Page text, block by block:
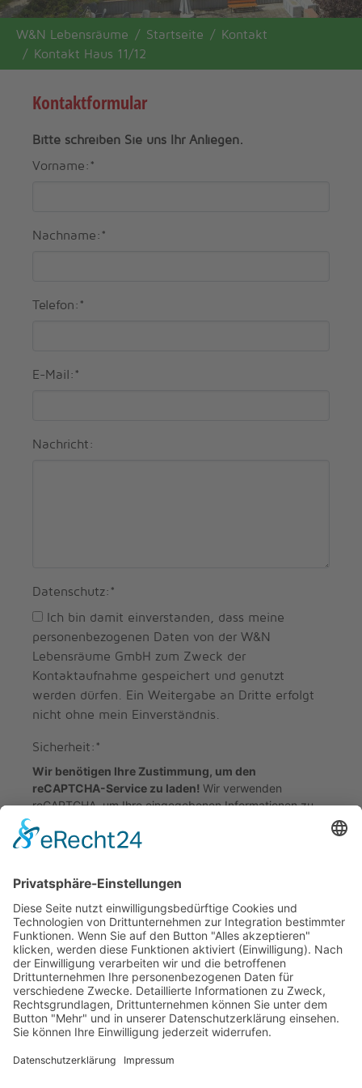
You are here:
W&N Lebensräume Startseite
Kontakt
Kontakt Haus 11/12
Kontaktformular
Bitte schreiben Sie uns Ihr Anliegen.
Vorname: *
Nachname: *
Telefon: *
E-Mail: *
Nachricht:
Datenschutz: *
personenbezogenen Daten von der W&N
Lebensräume GmbH zum Zweck der
Kontaktaufnahme gespeichert und genutzt
werden dürfen. Ein Weitergabe an Dritte erfolgt
nicht ohne mein Einverständnis.
Sicherheit: *
Wir benötigen Ihre Zustimmung, um den
reCAPTCHA-Service zu laden! Wir verwenden
reCAPTCHA, um Ihre eingegebenen Informationen zu
Aktivitäten sammeln. Bitte
W&N Lebensräume GmbH
02708 Großschweidnitz